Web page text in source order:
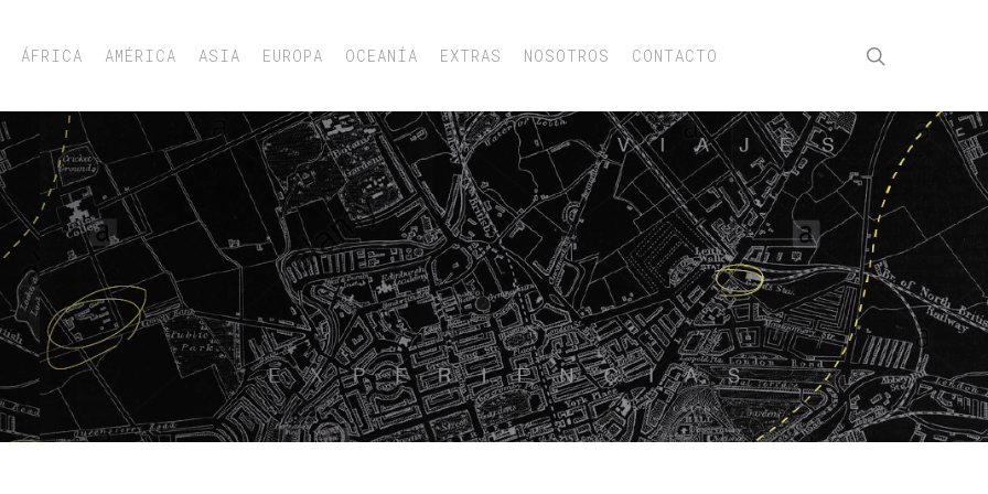
ÁFRICA AMÉRICA ASIA EUROPA OCEANÍA EXTRAS NOSOTROS CONTACTO